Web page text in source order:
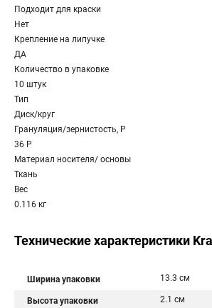
Подходит для краски
Нет
Крепление на липучке
ДА
Количество в упаковке
10 штук
Тип
Диск/круг
Грануляция/зернистость, P
36 P
Материал носителя/ основы
Ткань
Вес
0.116 кг
Технические характеристики
Ширина упаковки 13.3 см
Высота упаковки 2.1 см